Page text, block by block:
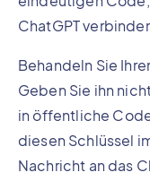
ChatGPT
Behandeln Sie
Geben Sie ihn
in öffentliche
diesen Schlüssel
Nachricht an das